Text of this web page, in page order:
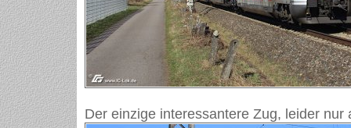
Der einzige interessantere Zug, leider nur